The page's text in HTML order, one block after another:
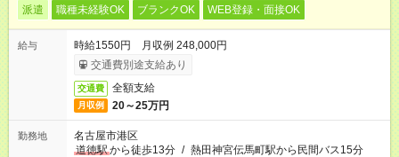
派遣 職種未経験OK ブランクOK WEB登録・面接OK
給与
時給1550円 月収例 248,000円
交通費別途支給あり
交通費 全額支給
月収例 20～25万円
勤務地
名古屋市港区
道徳駅から徒歩13分 / 熱田神宮伝馬町駅から民間バス15分